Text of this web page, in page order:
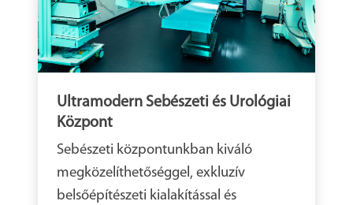
Ultramodern Sebészeti és Urológiai
Központ
Sebészeti központunkban kiváló
megközelíthetőséggel, exkluzív
belsőépítészeti kialakítással és